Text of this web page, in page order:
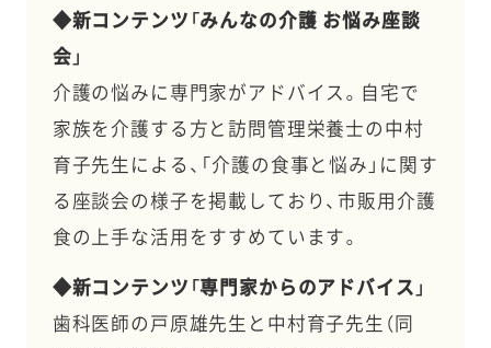
◆新コンテンツ「みんなの介護 お悩み座談
会」
介護の悩みに専門家がアドバイス。自宅で
家族を介護する方と訪問管理栄養士の中村
育子先生による、「介護の食事と悩み」に関す
る座談会の様子を掲載しており、市販用介護
食の上手な活用をすすめています。
◆新コンテンツ「専門家からのアドバイス」
歯科医師の戸原雄先生と中村育子先生（同